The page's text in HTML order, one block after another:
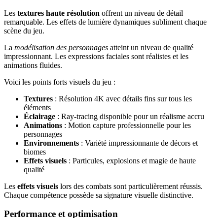
Les textures haute résolution offrent un niveau de détail
remarquable. Les effets de lumière dynamiques subliment chaque
scène du jeu.
La modélisation des personnages atteint un niveau de qualité
impressionnant. Les expressions faciales sont réalistes et les
animations fluides.
Voici les points forts visuels du jeu :
Textures : Résolution 4K avec détails fins sur tous les
éléments
Éclairage : Ray-tracing disponible pour un réalisme accru
Animations : Motion capture professionnelle pour les
personnages
Environnements : Variété impressionnante de décors et
biomes
Effets visuels : Particules, explosions et magie de haute
qualité
Les effets visuels lors des combats sont particulièrement réussis.
Chaque compétence possède sa signature visuelle distinctive.
Performance et optimisation